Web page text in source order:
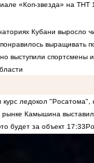
«Коп-звезда» на ТНТ
Кубани выросло
выращивать
выступили спортсмены
ледокол
Камышина
будет за объект 17:33